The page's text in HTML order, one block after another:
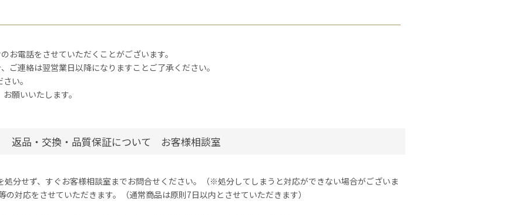
お電話をさせていただくことがございます。
ご連絡は翌営業日以降になりますことご了承ください。
い。
願いいたします。
返品・交換・品質保証について お客様相談室
処分せず、すぐお客様相談室までお問合せください。（※処分してしまうと対応ができない場合がございま
対応をさせていただきます。（通常商品は原則7日以内とさせていただきます）